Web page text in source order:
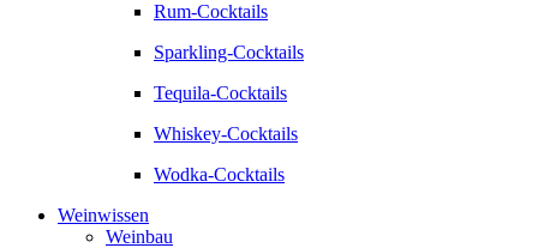
Rum-Cocktails
Sparkling-Cocktails
Tequila-Cocktails
Whiskey-Cocktails
Wodka-Cocktails
Weinwissen
Weinbau